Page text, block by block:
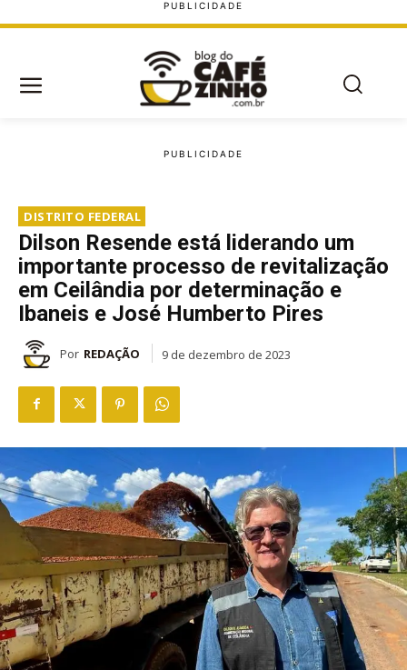
DISTRITO FEDERAL
Dilson Resende está liderando um
importante processo de revitalização
em Ceilândia por determinação e
Ibaneis e José Humberto Pires
Por REDAÇÃO 9 de dezembro de 2023